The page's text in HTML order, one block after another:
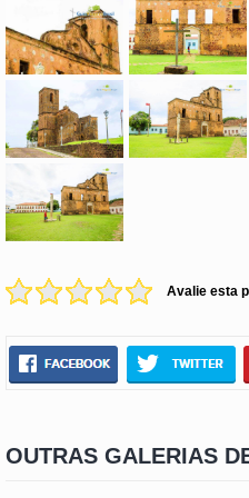
Avalie esta
OUTRAS GALERIAS